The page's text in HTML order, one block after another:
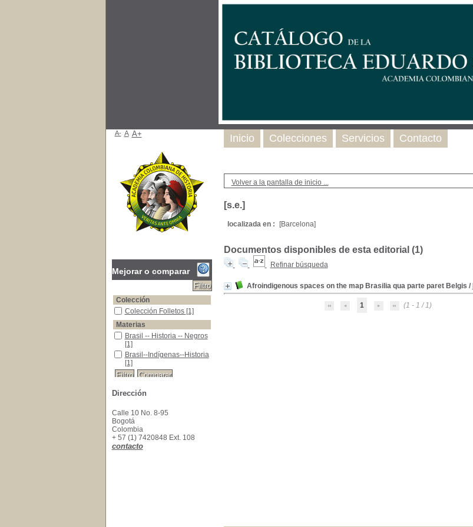
Volver a la pantalla de inicio ...
[s.e.]
localizada en : [Barcelona]
Documentos disponibles de esta editorial (1)
Refinar búsqueda
Afroindigenous spaces on the map Brasilia qua parte paret Belgis /
1 (1 - 1 / 1)
Inicio Colecciones Servicios Contacto
A- A A+
Mejorar o comparar
Colección
Colección Folletos
Colección Folletos [1]
Materias
Brasil -- Historia -- Negros
Brasil -- Historia -- Negros
[1]
Brasil--Indígenas--Historia
Brasil--Indígenas--Historia
[1]
Dirección
Calle 10 No. 8-95
Bogotá
Colombia
+ 57 (1) 7420848 Ext. 108
contacto